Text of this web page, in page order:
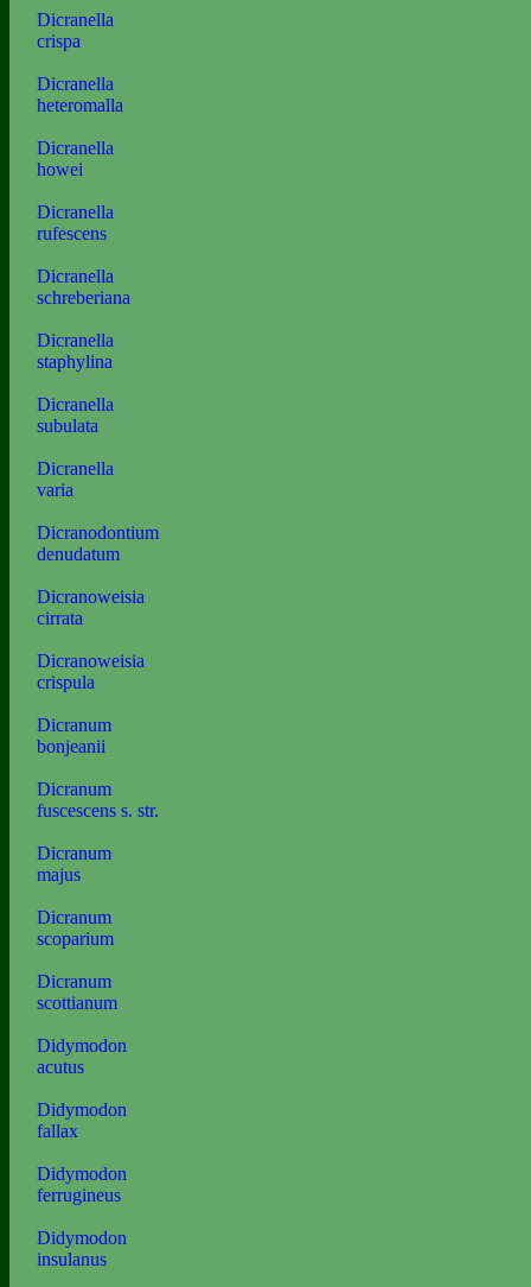
Dicranella
crispa
Dicranella
heteromalla
Dicranella
howei
Dicranella
rufescens
Dicranella
schreberiana
Dicranella
staphylina
Dicranella
subulata
Dicranella
varia
Dicranodontium
denudatum
Dicranoweisia
cirrata
Dicranoweisia
crispula
Dicranum
bonjeanii
Dicranum
fuscescens s. str.
Dicranum
majus
Dicranum
scoparium
Dicranum
scottianum
Didymodon
acutus
Didymodon
fallax
Didymodon
ferrugineus
Didymodon
insulanus